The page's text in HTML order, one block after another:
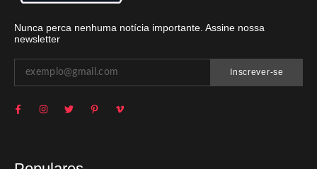
Nunca perca nenhuma notícia importante. Assine nossa
newsletter
Inscrever-se